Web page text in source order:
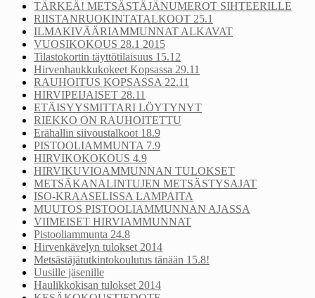
TÄRKEÄ! METSÄSTÄJÄNUMEROT SIHTEERILLE
RIISTANRUOKINTATALKOOT 25.1
ILMAKIVÄÄRIAMMUNNAT ALKAVAT
VUOSIKOKOUS 28.1 2015
Tilastokortin täyttötilaisuus 15.12
Hirvenhaukkukokeet Kopsassa 29.11
RAUHOITUS KOPSASSA 22.11
HIRVIPEIJAISET 28.11
ETÄISYYSMITTARI LÖYTYNYT
RIEKKO ON RAUHOITETTU
Erähallin siivoustalkoot 18.9
PISTOOLIAMMUNTA 7.9
HIRVIKOKOKOUS 4.9
HIRVIKUVIOAMMUNNAN TULOKSET
METSÄKANALINTUJEN METSÄSTYSAJAT
ISO-KRAASELISSA LAMPAITA
MUUTOS PISTOOLIAMMUNNAN AJASSA
VIIMEISET HIRVIAMMUNNAT
Pistooliammunta 24.8
Hirvenkävelyn tulokset 2014
Metsästäjätutkintokoulutus tänään 15.8!
Uusille jäsenille
Haulikkokisan tulokset 2014